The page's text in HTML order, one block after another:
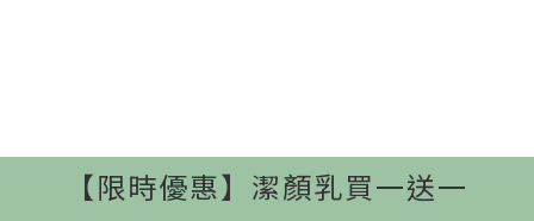
【限時優惠】潔顏乳買一送一